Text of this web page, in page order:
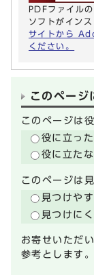
PDFファイル
ソフトがイン
サイトから
ください。
このページ
このページは
役に立った
役に立た
このページは
見つけや
見つけに
お寄せいただ
参考とします。